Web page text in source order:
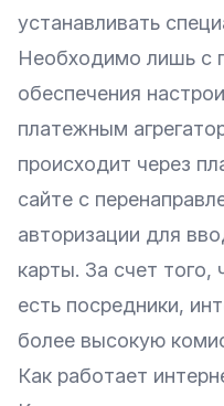
устанавливать
Необходимо лишь с
обеспечения
платежным
происходит через
сайте с
авторизации для
карты. За счет того,
есть посредники,
более высокую
Как работает